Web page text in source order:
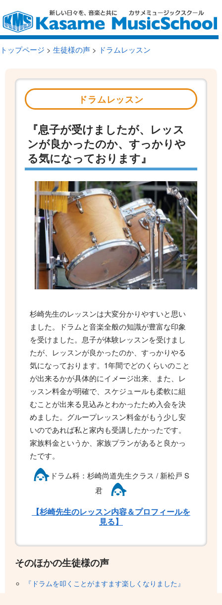
トップページ > 生徒様の声 > ドラムレッスン
ドラムレッスン
『息子が受けましたが、レッス
ンが良かったのか、すっかりや
る気になっております』
杉崎先生のレッスンは大変分かりやすいと思い
ました。ドラムと音楽全般の知識が豊富な印象
を受けました。息子が体験レッスンを受けまし
たが、レッスンが良かったのか、すっかりやる
気になっております。1年間でどのくらいのこと
が出来るかが具体的にイメージ出来、また、レ
ッスン料金が明確で、スケジュールも柔軟に組
むことが出来る見込みとわかったため入会を決
めました。グループレッスン料金がもう少し安
いのであれば私と家内も受講したかったです。
家族料金というか、家族プランがあると良かっ
たです。
ドラム科：杉崎尚道先生クラス / 新松戸 S
君
【杉崎先生のレッスン内容＆プロフィールを
見る】
そのほかの生徒様の声
『ドラムを叩くことがますます楽しくなりました』